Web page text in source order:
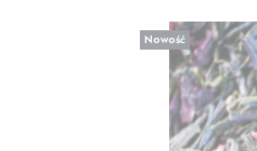
Nowość